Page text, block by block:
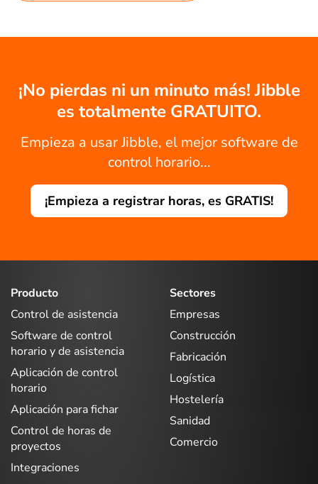
¡No pierdas ni un minuto más! Jibble
es totalmente GRATUITO.
Empieza a usar Jibble, el mejor software de
control horario...
¡Empieza a registrar horas, es GRATIS!
Producto
Control de asistencia
Software de control
horario y de asistencia
Aplicación de control
horario
Aplicación para fichar
Control de horas de
proyectos
Integraciones
Sectores
Empresas
Construcción
Fabricación
Logística
Hostelería
Sanidad
Comercio